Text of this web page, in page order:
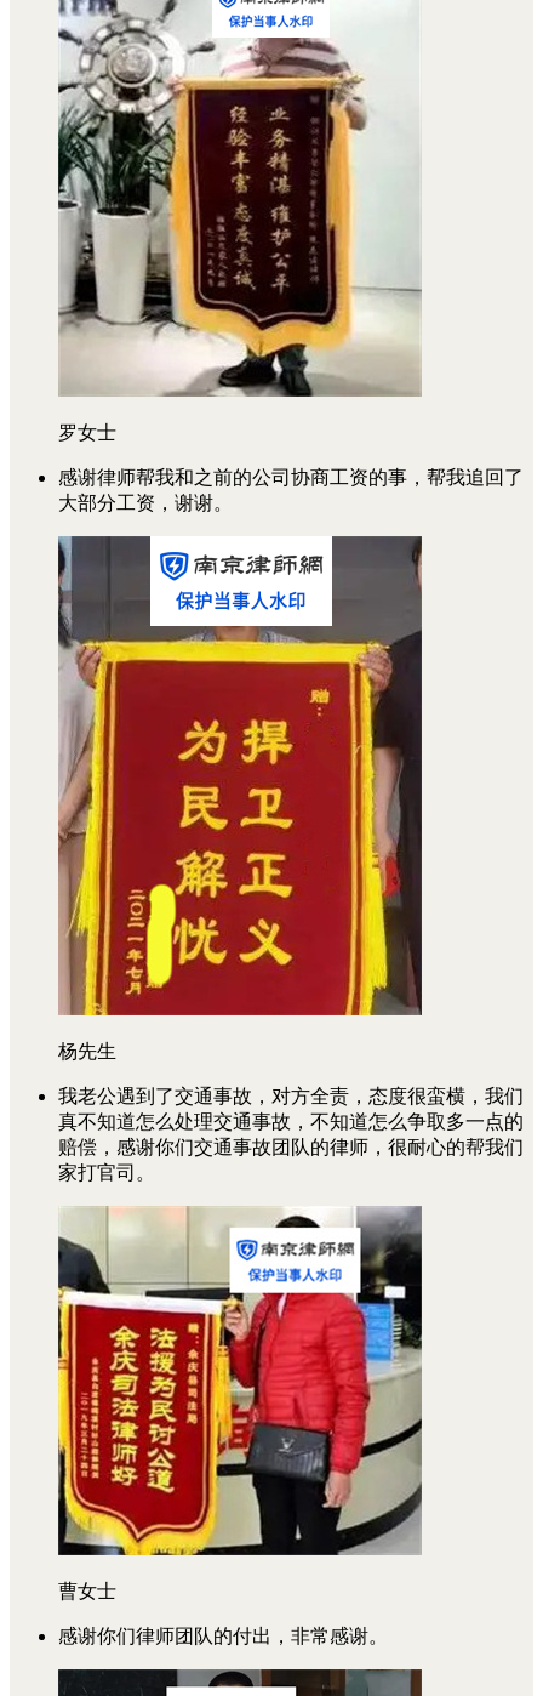
罗女士
感谢律师帮我和之前的公司协商工资的事，帮我追回了
大部分工资，谢谢。
杨先生
我老公遇到了交通事故，对方全责，态度很蛮横，我们
真不知道怎么处理交通事故，不知道怎么争取多一点的
赔偿，感谢你们交通事故团队的律师，很耐心的帮我们
家打官司。
曹女士
感谢你们律师团队的付出，非常感谢。